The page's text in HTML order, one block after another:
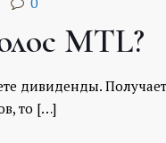
MTL?
дивиденды.
то […]